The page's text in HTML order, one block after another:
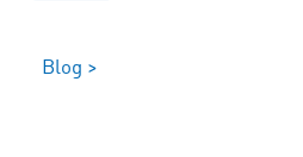
Blog >